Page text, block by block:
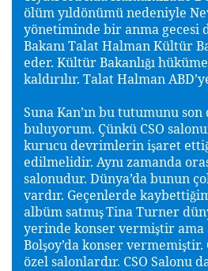
ölüm yıldönümü nedeniyle
yönetiminde bir anma gecesi
Bakanı Talat Halman Kültür
eder. Kültür Bakanlığı
kaldırılır. Talat Halman
Suna Kan’ın bu tutumunu
buluyorum. Çünkü CSO
kurucu devrimlerin işaret etti
edilmelidir. Aynı zamanda
salonudur. Dünya’da bunun
vardır. Geçenlerde kaybettiğ
albüm satmışTina Turner
yerinde konser vermiştir ama
Bolşoy’da konser vermemiştir.
özel salonlardır. CSO Salonu